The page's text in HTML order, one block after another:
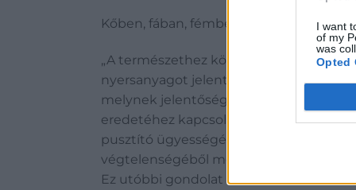
I want
of my
was
Opted
Kőben, fában, fémben | Farkas Ádám
„A természethez közeli látásmód és
nyersanyagot jelentenek a szobrász
melynek jelentőségét e kiállítás
eredetéhez kapcsolom: a kő a létező
pusztító ügyességének gyümölcse. És
végtelenségéből merített rend-variáns.
Ez utóbbi gondolat a kiállítás